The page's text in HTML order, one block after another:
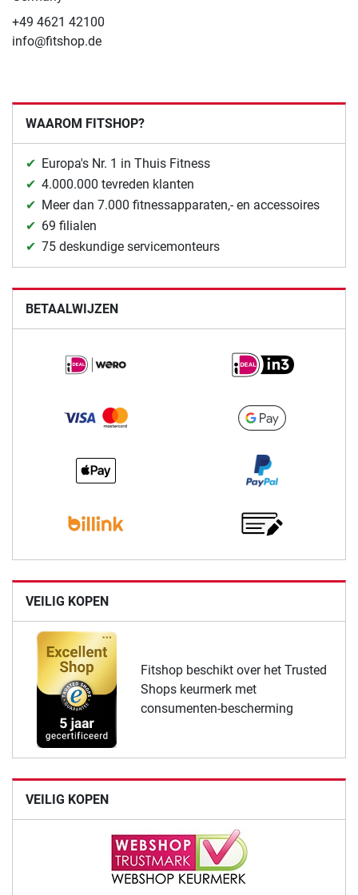
+49 4621 42100
info@fitshop.de
WAAROM FITSHOP?
Europa's Nr. 1 in Thuis Fitness
4.000.000 tevreden klanten
Meer dan 7.000 fitnessapparaten,- en accessoires
69 filialen
75 deskundige servicemonteurs
BETAALWIJZEN
VEILIG KOPEN
Fitshop beschikt over het Trusted
Shops keurmerk met
consumenten-bescherming
VEILIG KOPEN